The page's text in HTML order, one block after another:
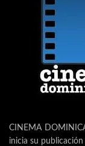
CINEMA
inicia su